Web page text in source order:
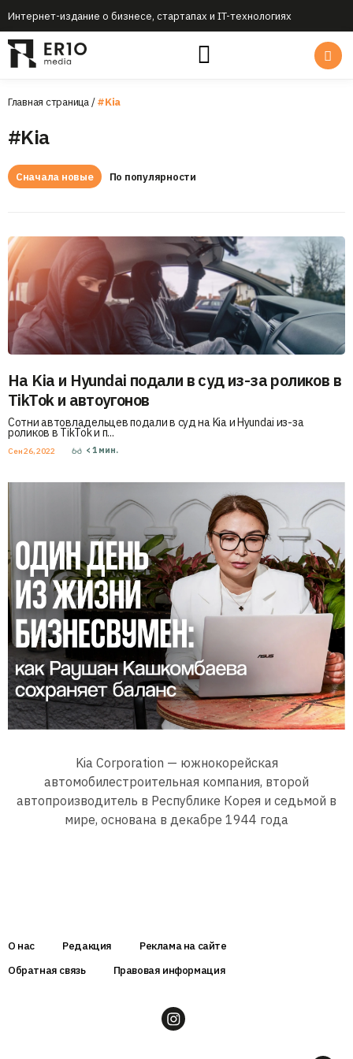
Интернет-издание о бизнесе, стартапах и IT-технологиях
Главная страница/#Kia
#Kia
Сначала новые По популярности
На Kia и Hyundai подали в суд из-за роликов в
TikTok и автоугонов
Сотни автовладельцев подали в суд на Kia и Hyundai из-за
роликов в TikTok и п...
Сен 26, 2022 < 1 мин.
Kia Corporation — южнокорейская
автомобилестроительная компания, второй
автопроизводитель в Республике Корея и седьмой в
мире, основана в декабре 1944 года
О нас Редакция
Реклама на сайте
Обратная связь
Правовая информация